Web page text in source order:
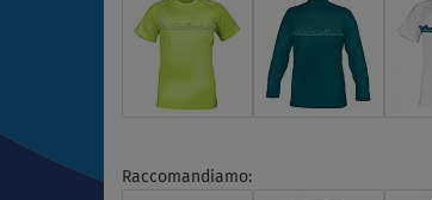
Raccomandiamo: